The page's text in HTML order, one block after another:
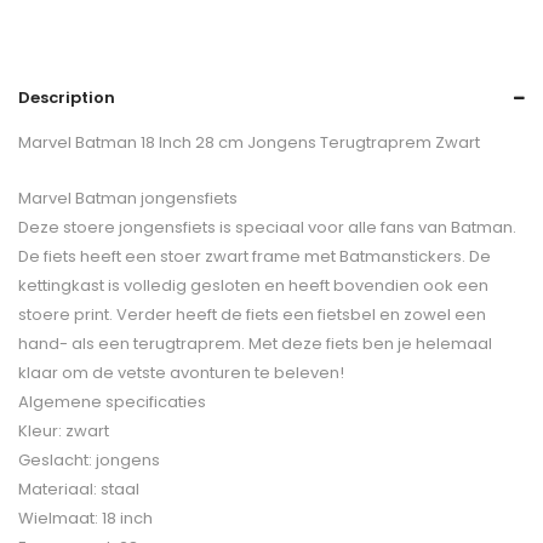
Description
Marvel Batman 18 Inch 28 cm Jongens Terugtraprem Zwart
Marvel Batman jongensfiets
Deze stoere jongensfiets is speciaal voor alle fans van Batman.
De fiets heeft een stoer zwart frame met Batmanstickers. De
kettingkast is volledig gesloten en heeft bovendien ook een
stoere print. Verder heeft de fiets een fietsbel en zowel een
hand- als een terugtraprem. Met deze fiets ben je helemaal
klaar om de vetste avonturen te beleven!
Algemene specificaties
Kleur: zwart
Geslacht: jongens
Materiaal: staal
Wielmaat: 18 inch